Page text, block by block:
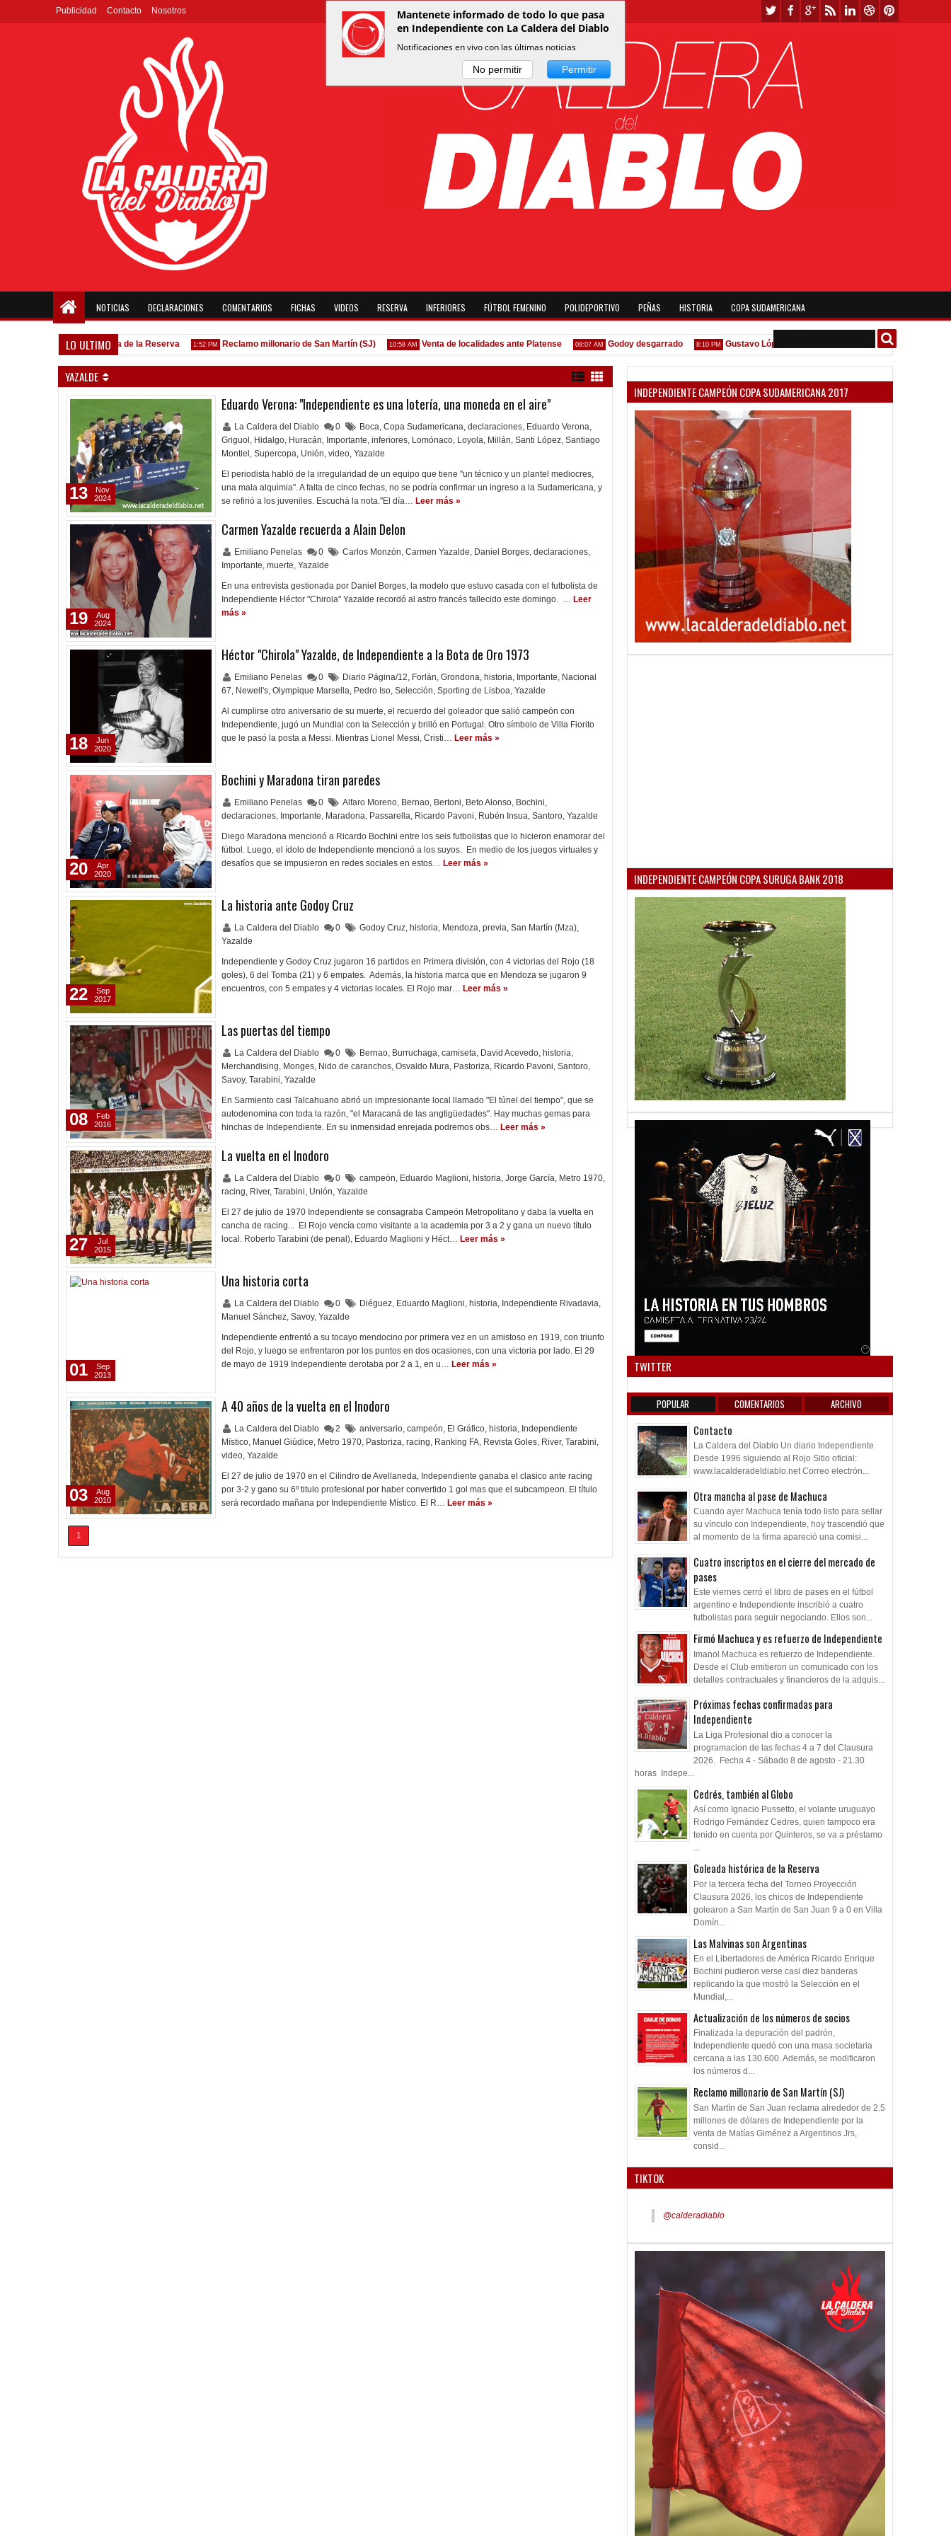
Publicidad Contacto Nosotros
NOTICIAS DECLARACIONES COMENTARIOS FICHAS VIDEOS RESERVA INFERIORES FÚTBOL FEMENINO POLIDEPORTIVO PEÑAS HISTORIA COPA SUDAMERICANA
LO ULTIMO
Goleada histórica de la Reserva 1:52 PM Reclamo millonario de San Martín (SJ) 10:58 AM Venta de localidades ante Platense 09:07 AM Godoy desgarrado 8:10 PM Gustavo López: "La diferencia entre Vélez e Independiente
YAZALDE
Eduardo Verona: "Independiente es una lotería, una moneda en el aire"
La Caldera del Diablo 0 Boca, Copa Sudamericana, declaraciones, Eduardo Verona,
Griguol , Hidalgo, Huracán, Importante, inferiores, Lomónaco, Loyola, Millán, Santi López, Santiago
Montiel , Supercopa, Unión, video, Yazalde
El periodista habló de la irregularidad de un equipo que tiene "un técnico y un plantel mediocres,
una mala alquimia". A falta de cinco fechas, no se podría confirmar un ingreso a la Sudamericana, y
se refirió a los juveniles. Escuchá la nota."El día… Leer más »
13
Nov
2024
Carmen Yazalde recuerda a Alain Delon
Emiliano Penelas 0 Carlos Monzón, Carmen Yazalde, Daniel Borges, declaraciones,
Importante, muerte, Yazalde
En una entrevista gestionada por Daniel Borges, la modelo que estuvo casada con el futbolista de
Independiente Héctor "Chirola" Yazalde recordó al astro francés fallecido este domingo. … Leer
más »
19
Aug
2024
Héctor "Chirola" Yazalde, de Independiente a la Bota de Oro 1973
Emiliano Penelas 0 Diario Página/12, Forlán, Grondona, historia, Importante, Nacional
67, Newell's, Olympique Marsella, Pedro Iso, Selección, Sporting de Lisboa, Yazalde
Al cumplirse otro aniversario de su muerte, el recuerdo del goleador que salió campeón con
Independiente, jugó un Mundial con la Selección y brilló en Portugal. Otro símbolo de Villa Fiorito
que le pasó la posta a Messi. Mientras Lionel Messi, Cristi… Leer más »
18
Jun
2020
Bochini y Maradona tiran paredes
Emiliano Penelas 0 Alfaro Moreno, Bernao, Bertoni, Beto Alonso, Bochini,
declaraciones, Importante, Maradona, Passarella, Ricardo Pavoni, Rubén Insua, Santoro, Yazalde
Diego Maradona mencionó a Ricardo Bochini entre los seis futbolistas que lo hicieron enamorar del
fútbol. Luego, el ídolo de Independiente mencionó a los suyos. En medio de los juegos virtuales y
desafíos que se impusieron en redes sociales en estos… Leer más »
20
Apr
2020
La historia ante Godoy Cruz
La Caldera del Diablo 0 Godoy Cruz, historia, Mendoza, previa, San Martín (Mza),
Yazalde
Independiente y Godoy Cruz jugaron 16 partidos en Primera división, con 4 victorias del Rojo (18
goles), 6 del Tomba (21) y 6 empates. Además, la historia marca que en Mendoza se jugaron 9
encuentros, con 5 empates y 4 victorias locales. El Rojo mar… Leer más »
22
Sep
2017
Las puertas del tiempo
La Caldera del Diablo 0 Bernao, Burruchaga, camiseta, David Acevedo, historia,
Merchandising, Monges, Nido de caranchos, Osvaldo Mura, Pastoriza, Ricardo Pavoni, Santoro,
Savoy, Tarabini, Yazalde
En Sarmiento casi Talcahuano abrió un impresionante local llamado "El túnel del tiempo", que se
autodenomina con toda la razón, "el Maracaná de las angtigüedades". Hay muchas gemas para
hinchas de Independiente. En su inmensidad enrejada podremos obs… Leer más »
08
Feb
2016
La vuelta en el Inodoro
La Caldera del Diablo 0 campeón, Eduardo Maglioni, historia, Jorge García, Metro 1970,
racing, River, Tarabini, Unión, Yazalde
El 27 de julio de 1970 Independiente se consagraba Campeón Metropolitano y daba la vuelta en
cancha de racing... El Rojo vencía como visitante a la academia por 3 a 2 y gana un nuevo título
local. Roberto Tarabini (de penal), Eduardo Maglioni y Héct… Leer más »
27
Jul
2015
Una historia corta
La Caldera del Diablo 0 Diéguez, Eduardo Maglioni, historia, Independiente Rivadavia,
Manuel Sánchez, Savoy, Yazalde
Independiente enfrentó a su tocayo mendocino por primera vez en un amistoso en 1919, con triunfo
del Rojo, y luego se enfrentaron por los puntos en dos ocasiones, con una victoria por lado. El 29
de mayo de 1919 Independiente derotaba por 2 a 1, en u… Leer más »
01
Sep
2013
A 40 años de la vuelta en el Inodoro
La Caldera del Diablo 2 aniversario, campeón, El Gráfico, historia, Independiente
Místico, Manuel Giúdice, Metro 1970, Pastoriza, racing, Ranking FA, Revista Goles, River, Tarabini,
video, Yazalde
El 27 de julio de 1970 en el Cilindro de Avellaneda, Independiente ganaba el clasico ante racing
por 3-2 y gano su 6º titulo profesional por haber convertido 1 gol mas que el subcampeon. El título
será recordado mañana por Independiente Místico. El R… Leer más »
03
Aug
2010
1
INDEPENDIENTE CAMPEÓN COPA SUDAMERICANA 2017
INDEPENDIENTE CAMPEÓN COPA SURUGA BANK 2018
TWITTER
POPULAR COMENTARIOS ARCHIVO
Contacto
La Caldera del Diablo Un diario Independiente
Desde 1996 siguiendo al Rojo Sitio oficial:
www.lacalderadeldiablo.net Correo electrón...
Otra mancha al pase de Machuca
Cuando ayer Machuca tenía todo listo para sellar
su vínculo con Independiente, hoy trascendió que
al momento de la firma apareció una comisi...
Cuatro inscriptos en el cierre del mercado de
pases
Este viernes cerró el libro de pases en el fútbol
argentino e Independiente inscribió a cuatro
futbolistas para seguir negociando. Ellos son...
Firmó Machuca y es refuerzo de Independiente
Imanol Machuca es refuerzo de Independiente.
Desde el Club emitieron un comunicado con los
detalles contractuales y financieros de la adquis...
Próximas fechas confirmadas para
Independiente
La Liga Profesional dio a conocer la
programacion de las fechas 4 a 7 del Clausura
2026. Fecha 4 - Sábado 8 de agosto - 21.30
horas Indepe...
Cedrés, también al Globo
Así como Ignacio Pussetto, el volante uruguayo
Rodrigo Fernández Cedres, quien tampoco era
tenido en cuenta por Quinteros, se va a préstamo
...
Goleada histórica de la Reserva
Por la tercera fecha del Torneo Proyección
Clausura 2026, los chicos de Independiente
golearon a San Martín de San Juan 9 a 0 en Villa
Domín...
Las Malvinas son Argentinas
En el Libertadores de América Ricardo Enrique
Bochini pudieron verse casi diez banderas
replicando la que mostró la Selección en el
Mundial,...
Actualización de los números de socios
Finalizada la depuración del padrón,
Independiente quedó con una masa societaria
cercana a las 130.600. Además, se modificaron
los números d...
Reclamo millonario de San Martín (SJ)
San Martín de San Juan reclama alrededor de 2.5
millones de dólares de Independiente por la
venta de Matías Giménez a Argentinos Jrs,
consid...
TIKTOK
@calderadiablo
Mantenete informado de todo lo que pasa
en Independiente con La Caldera del Diablo
Notificaciones en vivo con las últimas noticias
No permitir Permitir